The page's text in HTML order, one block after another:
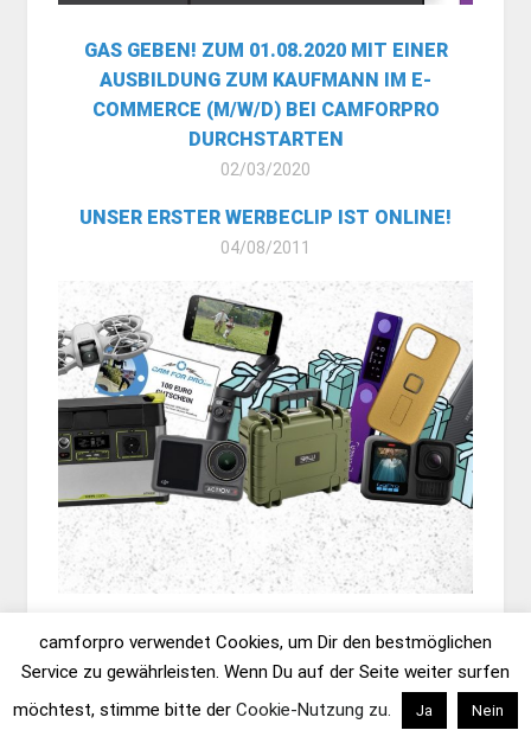
GAS GEBEN! ZUM 01.08.2020 MIT EINER
AUSBILDUNG ZUM KAUFMANN IM E-
COMMERCE (M/W/D) BEI CAMFORPRO
DURCHSTARTEN
02/03/2020
UNSER ERSTER WERBECLIP IST ONLINE!
04/08/2011
X-MAS MIT ACTION! GESCHENKIDEEN RUND
UM ACTIONCAM, DROHNE UND ZUBEHÖR
05/12/2024
camforpro verwendet Cookies, um Dir den bestmöglichen
Service zu gewährleisten. Wenn Du auf der Seite weiter surfen
möchtest, stimme bitte der Cookie-Nutzung zu. Ja Nein